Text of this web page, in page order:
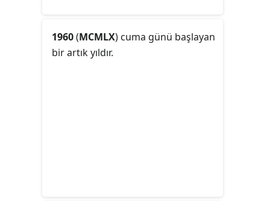
1960(MCMLX) cuma günü başlayan
bir artık yıldır.